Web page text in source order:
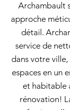
Archambault
approche
détail.
service de
dans votre
espaces en un
et habitable
rénovation!